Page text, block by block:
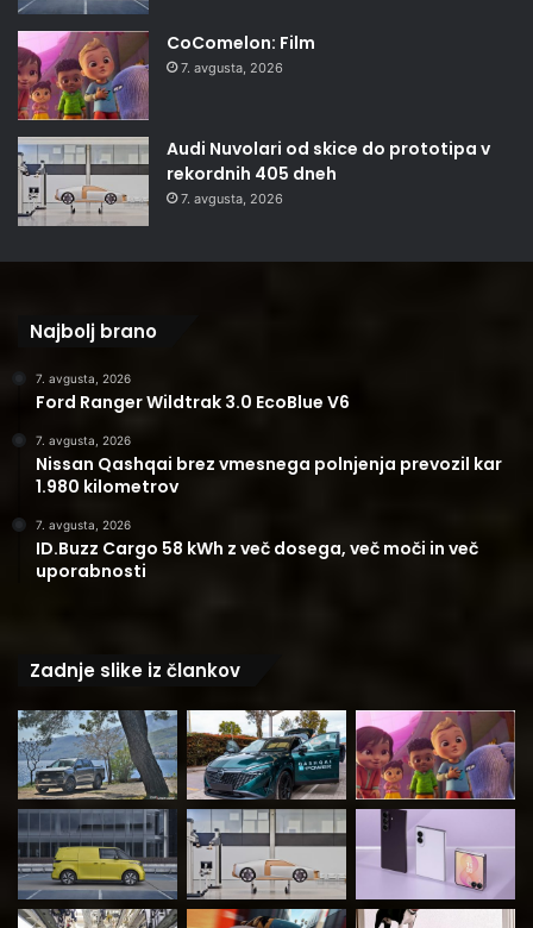
CoComelon: Film
7. avgusta, 2026
Audi Nuvolari od skice do prototipa v
rekordnih 405 dneh
7. avgusta, 2026
Najbolj brano
7. avgusta, 2026
Ford Ranger Wildtrak 3.0 EcoBlue V6
7. avgusta, 2026
Nissan Qashqai brez vmesnega polnjenja prevozil kar
1.980 kilometrov
7. avgusta, 2026
ID.Buzz Cargo 58 kWh z več dosega, več moči in več
uporabnosti
Zadnje slike iz člankov